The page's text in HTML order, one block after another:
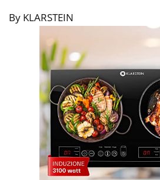
By KLARSTEIN